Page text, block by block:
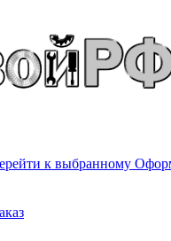
к выбранному